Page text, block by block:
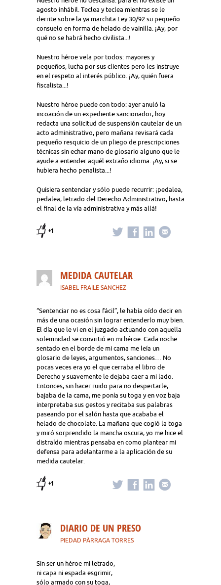
agosto inhábil. Teclea y teclea mientras se le
derrite sobre la ya marchita Ley 30/92 su pequeño
consuelo en forma de helado de vainilla. ¡Ay, por
qué no se habrá hecho civilista...!
Nuestro héroe vela por todos: mayores y
pequeños, lucha por sus clientes pero les instruye
en el respeto al interés público. ¡Ay, quién fuera
fiscalista...!
Nuestro héroe puede con todo: ayer anuló la
incoación de un expediente sancionador, hoy
redacta una solicitud de suspensión cautelar de un
acto administrativo, pero mañana revisará cada
pequeño resquicio de un pliego de prescripciones
técnicas sin echar mano de glosario alguno que le
ayude a entender aquél extraño idioma. ¡Ay, si se
hubiera hecho penalista...!
Quisiera sentenciar y sólo puede recurrir: ¡pedalea,
pedalea, letrado del Derecho Administrativo, hasta
el final de la vía administrativa y más allá!
+1
MEDIDA CAUTELAR
ISABEL FRAILE SANCHEZ
“Sentenciar no es cosa fácil”, le había oído decir en
más de una ocasión sin lograr entenderlo muy bien.
El día que le vi en el juzgado actuando con aquella
solemnidad se convirtió en mi héroe. Cada noche
sentado en el borde de mi cama me leía un
glosario de leyes, argumentos, sanciones… No
pocas veces era yo el que cerraba el libro de
Derecho y suavemente le dejaba caer a mi lado.
Entonces, sin hacer ruido para no despertarle,
bajaba de la cama, me ponía su toga y en voz baja
interpretaba sus gestos y recitaba sus palabras
paseando por el salón hasta que acababa el
helado de chocolate. La mañana que cogió la toga
y miró sorprendido la mancha oscura, yo me hice el
distraído mientras pensaba en como plantear mi
defensa para adelantarme a la aplicación de su
medida cautelar.
+1
DIARIO DE UN PRESO
PIEDAD PÀRRAGA TORRES
Sin ser un héroe mi letrado,
ni capa ni espada esgrimir,
sólo armado con su toga,